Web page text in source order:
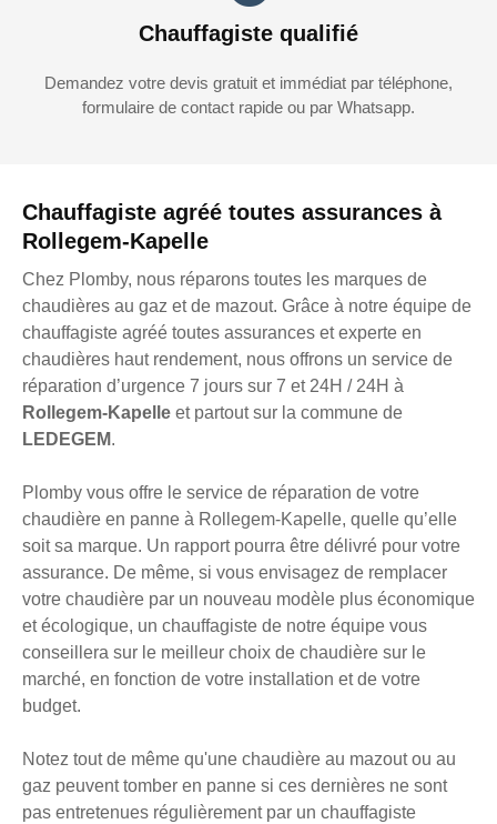
Chauffagiste agréé toutes assurances à
Rollegem-Kapelle
Chez Plomby, nous réparons toutes les marques de
chaudières au gaz et de mazout. Grâce à notre équipe de
chauffagiste agréé toutes assurances et experte en
chaudières haut rendement, nous offrons un service de
réparation d’urgence 7 jours sur 7 et 24H / 24H à
Rollegem-Kapelle et partout sur la commune de
LEDEGEM.
Plomby vous offre le service de réparation de votre
chaudière en panne à Rollegem-Kapelle, quelle qu’elle
soit sa marque. Un rapport pourra être délivré pour votre
assurance. De même, si vous envisagez de remplacer
votre chaudière par un nouveau modèle plus économique
et écologique, un chauffagiste de notre équipe vous
conseillera sur le meilleur choix de chaudière sur le
marché, en fonction de votre installation et de votre
budget.
Notez tout de même qu'une chaudière au mazout ou au
gaz peuvent tomber en panne si ces dernières ne sont
pas entretenues régulièrement par un chauffagiste
Chauffagiste qualifié
Demandez votre devis gratuit et immédiat par téléphone,
formulaire de contact rapide ou par Whatsapp.